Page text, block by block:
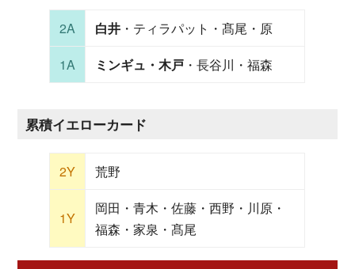
2A 白井 ・ティラパット・髙尾・原
1A
ミンギュ・木戸 ・長谷川・福森
累積イエローカード
2Y 荒野
1Y
岡田・青木・佐藤・西野・川原・
福森・家泉・髙尾